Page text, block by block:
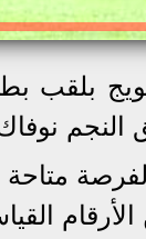
بلقب
نوفاك